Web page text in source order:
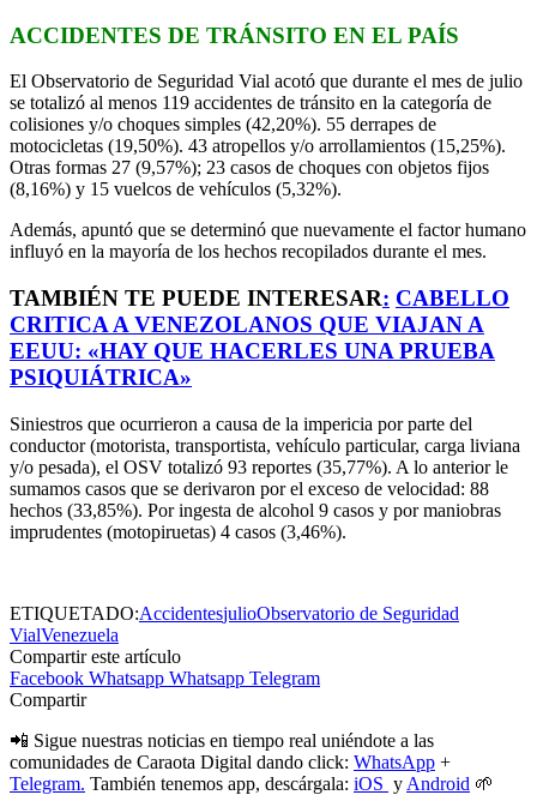
ACCIDENTES DE TRÁNSITO EN EL PAÍS
El Observatorio de Seguridad Vial acotó que durante el mes de julio
se totalizó al menos 119 accidentes de tránsito en la categoría de
colisiones y/o choques simples (42,20%). 55 derrapes de
motocicletas (19,50%). 43 atropellos y/o arrollamientos (15,25%).
Otras formas 27 (9,57%); 23 casos de choques con objetos fijos
(8,16%) y 15 vuelcos de vehículos (5,32%).
Además, apuntó que se determinó que nuevamente el factor humano
influyó en la mayoría de los hechos recopilados durante el mes.
TAMBIÉN TE PUEDE INTERESAR: CABELLO
CRITICA A VENEZOLANOS QUE VIAJAN A
EEUU: «HAY QUE HACERLES UNA PRUEBA
PSIQUIÁTRICA»
Siniestros que ocurrieron a causa de la impericia por parte del
conductor (motorista, transportista, vehículo particular, carga liviana
y/o pesada), el OSV totalizó 93 reportes (35,77%). A lo anterior le
sumamos casos que se derivaron por el exceso de velocidad: 88
hechos (33,85%). Por ingesta de alcohol 9 casos y por maniobras
imprudentes (motopiruetas) 4 casos (3,46%).
ETIQUETADO:AccidentesjulioObservatorio de Seguridad
VialVenezuela
Compartir este artículo
Facebook Whatsapp Whatsapp Telegram
Compartir
📲 Sigue nuestras noticias en tiempo real uniéndote a las
comunidades de Caraota Digital dando click: WhatsApp +
Telegram. También tenemos app, descárgala: iOS y Android 🌱